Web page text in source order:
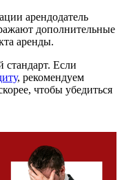
арендодатель
дополнительные
аренды.
Если
, рекомендуем
чтобы убедиться